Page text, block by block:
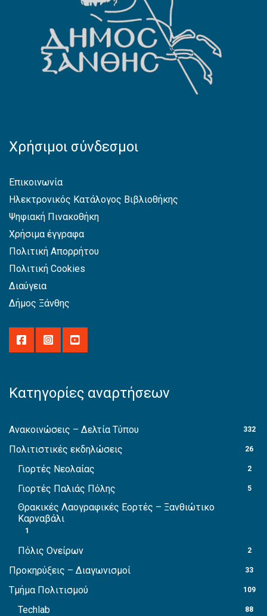
Χρήσιμοι σύνδεσμοι
Επικοινωνία
Ηλεκτρονικός Κατάλογος Βιβλιοθήκης
Ψηφιακή Πινακοθήκη
Χρήσιμα έγγραφα
Πολιτική Απορρήτου
Πολιτική Cookies
Διαύγεια
Δήμος Ξάνθης
Κατηγορίες αναρτήσεων
Ανακοινώσεις – Δελτία Τύπου 332
Πολιτιστικές εκδηλώσεις 26
Γιορτές Νεολαίας 2
Γιορτές Παλιάς Πόλης 5
Θρακικές Λαογραφικές Εορτές – Ξανθιώτικο
Καρναβάλι
1
Πόλις Ονείρων 2
Προκηρύξεις – Διαγωνισμοί 33
Τμήμα Πολιτισμού 109
Techlab 88